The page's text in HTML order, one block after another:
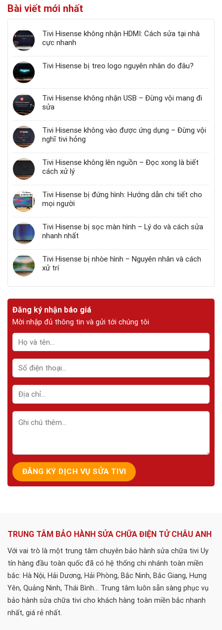
Bài viết mới nhất
Tivi Hisense không nhận HDMI: Cách sửa tại nhà
cực nhanh
Tivi Hisense bị treo logo nguyên nhân do đâu?
Tivi Hisense không nhận USB – Đừng vội mang đi
sửa
Tivi Hisense không vào được ứng dụng – Đừng vội
nghĩ tivi hỏng
Tivi Hisense không lên nguồn – Đọc xong là biết
cách xử lý
Tivi Hisense bị đứng hình: Hướng dẫn chi tiết cho
mọi người
Tivi Hisense bị sọc màn hình – Lý do và cách sửa
nhanh nhất
Tivi Hisense bị nhòe hình – Nguyên nhân và cách
xử trí
Đăng ký nhận báo giá
Mời nhập đủ thông tin và gửi tới chúng tôi
TRUNG TÂM BẢO HÀNH SỬA CHỮA ĐIỆN TỬ CHÂU ANH
Với vai trò là một trung tâm chuyên bảo hành sửa chữa tivi Uy
tín hàng đầu toàn quốc đã có hệ thống chi nhánh toàn miền
bắc: Hà Nội, Hải Dương, Hải Phòng, Bắc Ninh, Bắc Giang, Hưng
Yên, Quảng Ninh, Thái Bình... Trung tâm luôn sẵn sàng phục vụ
bảo hành sửa chữa tivi cho khách hàng toàn miền bắc nhanh
nhất, giá rẻ nhất.